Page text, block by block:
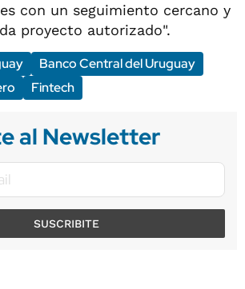
con un seguimiento cercano y
proyecto autorizado".
Banco Central del Uruguay
Fintech
al Newsletter
SUSCRIBITE